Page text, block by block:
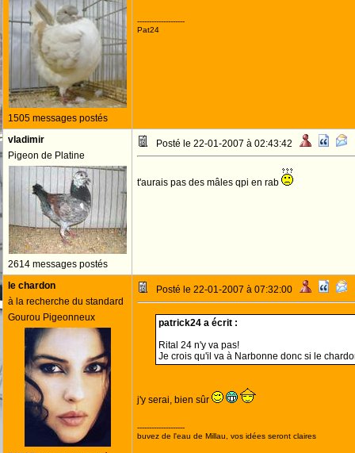
1505 messages postés
--------------------
Pat24
vladimir
Pigeon de Platine
2614 messages postés
Posté le 22-01-2007 à 02:43:42
t'aurais pas des mâles qpi en rab
le chardon
à la recherche du standard
Gourou Pigeonneux
Posté le 22-01-2007 à 07:32:00
patrick24 a écrit :
Rital 24 n'y va pas!
Je crois qu'il va à Narbonne donc si le
j'y serai, bien sûr
--------------------
buvez de l'eau de Millau, vos idées seront claires